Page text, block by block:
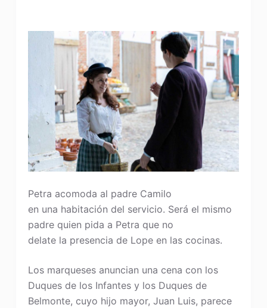
Petra acomoda al padre Camilo
en una habitación del servicio. Será el mismo
padre quien pida a Petra que no
delate la presencia de Lope en las cocinas.
Los marqueses anuncian una cena con los
Duques de los Infantes y los Duques de
Belmonte, cuyo hijo mayor, Juan Luis, parece